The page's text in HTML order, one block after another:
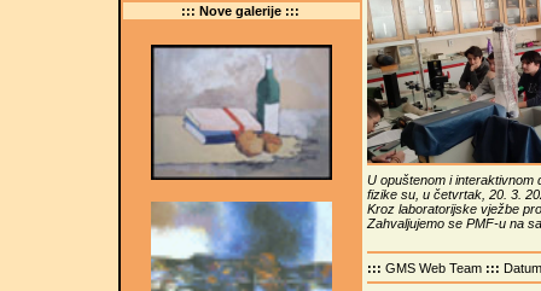
::: Nove galerije :::
U opuštenom i interaktivnom
fizike su, u četvrtak, 20. 3.
Kroz laboratorijske vježbe
Zahvaljujemo se PMF-u na
::: GMS Web Team :::